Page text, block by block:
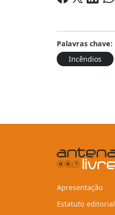
Palavras chave:
Incêndios
Apresentação
Estatuto editorial